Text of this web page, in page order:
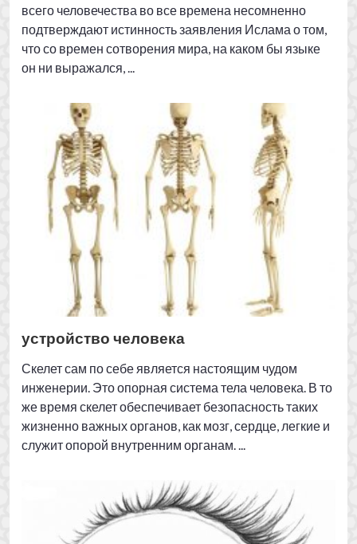
устройство человека
Скелет сам по себе является настоящим чудом
инженерии. Это опорная система тела человека. В то
же время скелет обеспечивает безопасность таких
жизненно важных органов, как мозг, сердце, легкие и
служит опорой внутренним органам. ...
Христианство глазами мусульман